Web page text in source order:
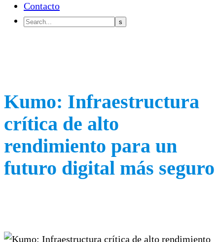
Contacto
Kumo: Infraestructura
crítica de alto
rendimiento para un
futuro digital más seguro